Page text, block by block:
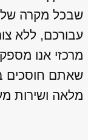
שבכל מקרה של
עבורכם, ללא
מרכזי אנו
שאתם חוסכים
מלאה ושירות